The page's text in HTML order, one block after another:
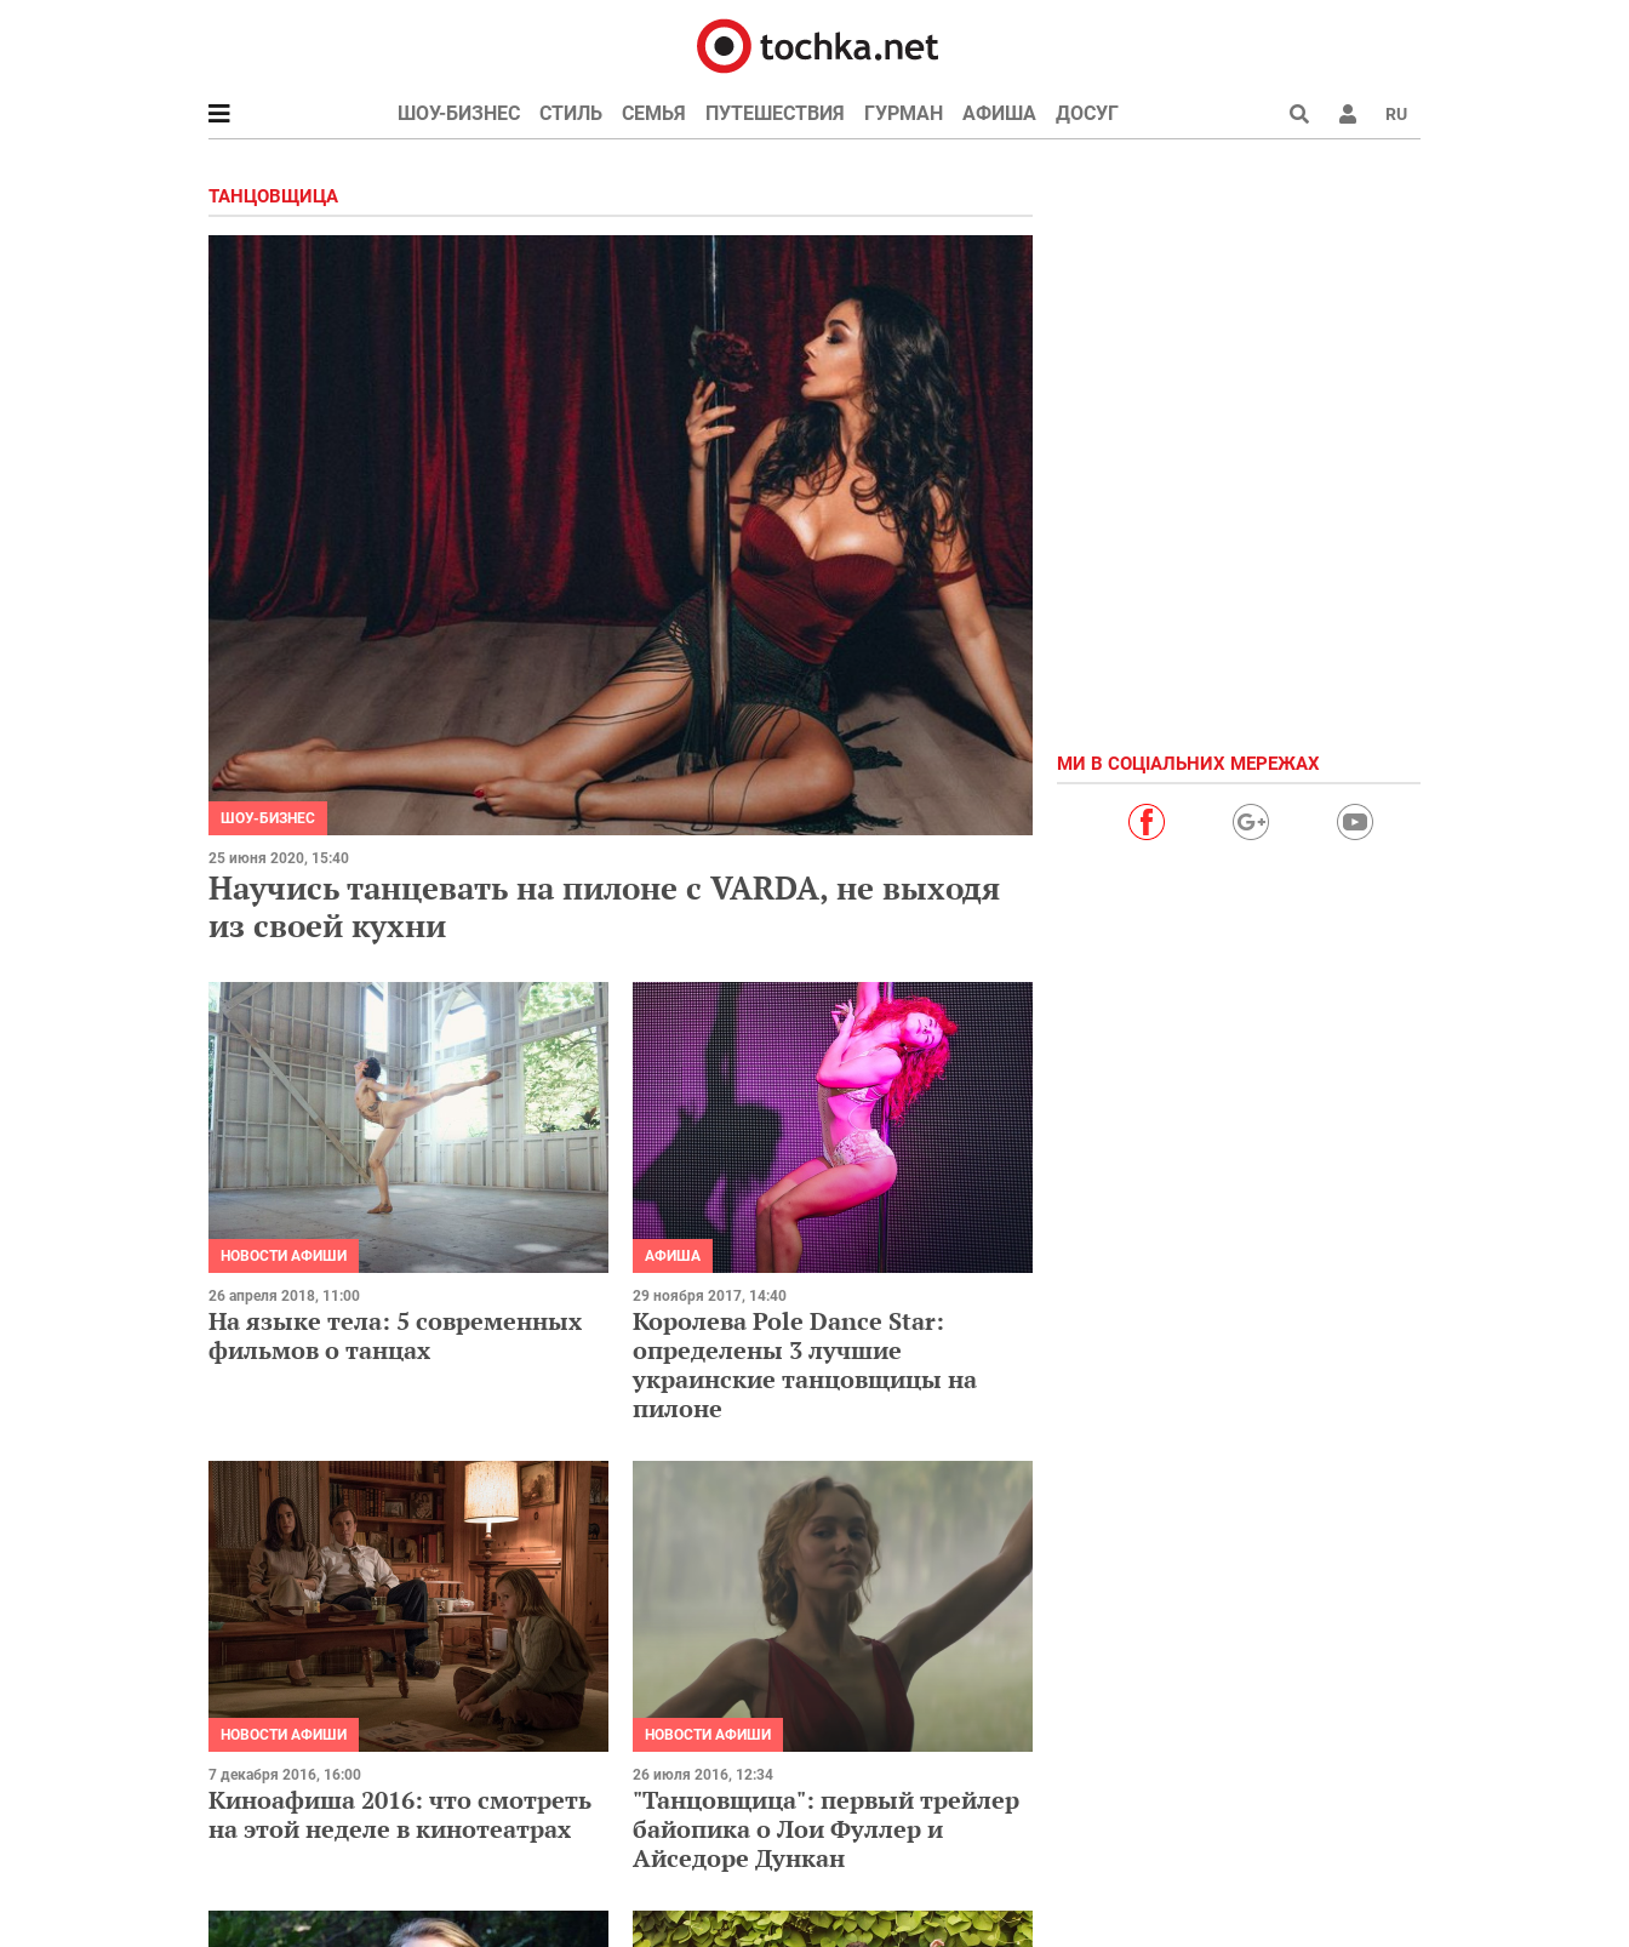
ШОУ-БИЗНЕС СТИЛЬ СЕМЬЯ ПУТЕШЕСТВИЯ ГУРМАН АФИША ДОСУГ RU
ТАНЦОВЩИЦА
ШОУ-БИЗНЕС
25 июня 2020, 15:40
Научись танцевать на пилоне с VARDA, не выходя
из своей кухни
НОВОСТИ АФИШИ
26 апреля 2018, 11:00
На языке тела: 5 современных
фильмов о танцах
АФИША
29 ноября 2017, 14:40
Королева Pole Dance Star:
определены 3 лучшие
украинские танцовщицы на
пилоне
НОВОСТИ АФИШИ
7 декабря 2016, 16:00
Киноафиша 2016: что смотреть
на этой неделе в кинотеатрах
НОВОСТИ АФИШИ
26 июля 2016, 12:34
"Танцовщица": первый трейлер
байопика о Лои Фуллер и
Айседоре Дункан
МИ В СОЦІАЛЬНИХ МЕРЕЖАХ